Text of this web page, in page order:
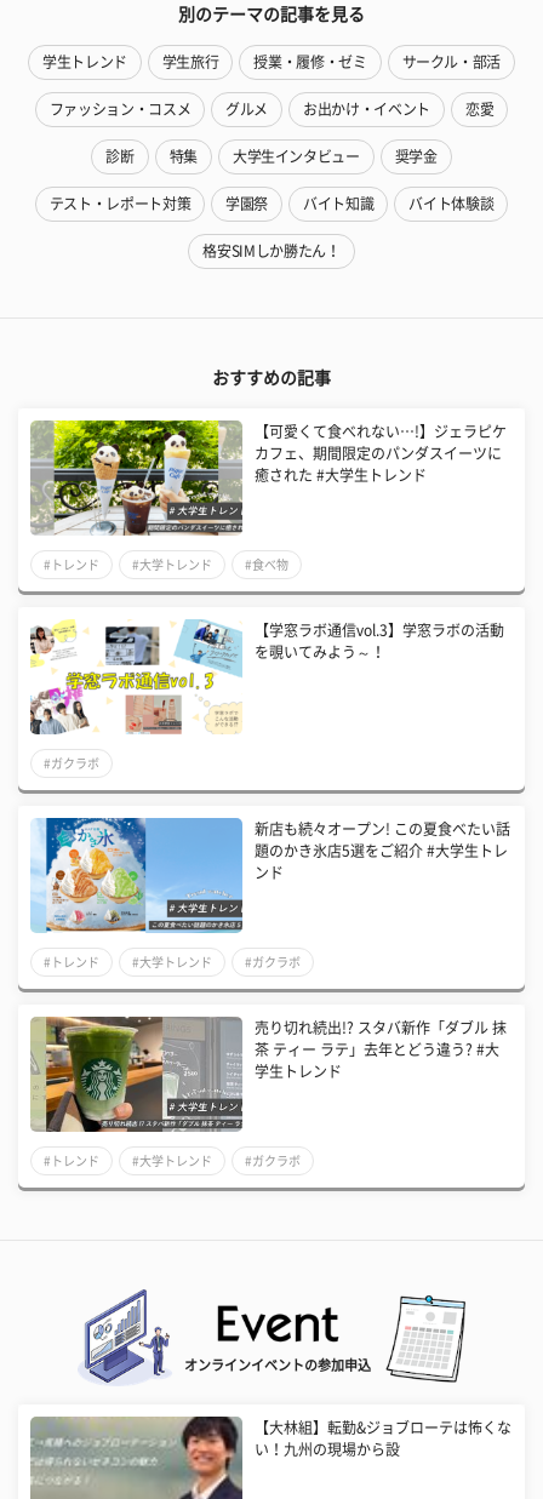
別のテーマの記事を見る
学生トレンド 学生旅行 授業・履修・ゼミ サークル・部活
ファッション・コスメ グルメ お出かけ・イベント 恋愛
診断 特集 大学生インタビュー 奨学金
テスト・レポート対策 学園祭 バイト知識 バイト体験談
格安SIMしか勝たん！
おすすめの記事
【可愛くて食べれない…!】ジェラピケ
カフェ、期間限定のパンダスイーツに
癒された #大学生トレンド
#トレンド #大学トレンド #食べ物
【学窓ラボ通信vol.3】学窓ラボの活動
を覗いてみよう～！
#ガクラボ
新店も続々オープン! この夏食べたい話
題のかき氷店5選をご紹介 #大学生トレ
ンド
#トレンド #大学トレンド #ガクラボ
売り切れ続出!? スタバ新作「ダブル 抹
茶 ティー ラテ」去年とどう違う? #大
学生トレンド
#トレンド #大学トレンド #ガクラボ
オンラインイベントの参加申込
【大林組】転勤&ジョブローテは怖くな
い！九州の現場から設